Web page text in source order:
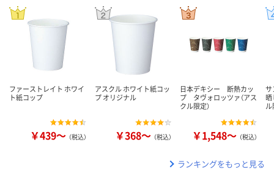
ファーストレイト ホワイ
ト紙コップ
￥439～ （税込）
アスクル ホワイト紙コッ
プ オリジナル
￥368～ （税込）
日本デキシー 断熱カッ
プ タヴォロッツァ（アス
クル限定）
￥1,548～ （税込）
晒
ル
ランキングをもっと見る